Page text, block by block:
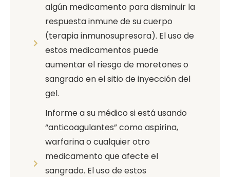
algún medicamento para disminuir la
respuesta inmune de su cuerpo
(terapia inmunosupresora). El uso de
estos medicamentos puede
aumentar el riesgo de moretones o
sangrado en el sitio de inyección del
gel.
Informe a su médico si está usando
“anticoagulantes” como aspirina,
warfarina o cualquier otro
medicamento que afecte el
sangrado. El uso de estos